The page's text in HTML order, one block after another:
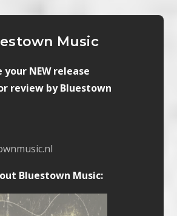
Music
NEW release
review by Bluestown
Bluestown Music: